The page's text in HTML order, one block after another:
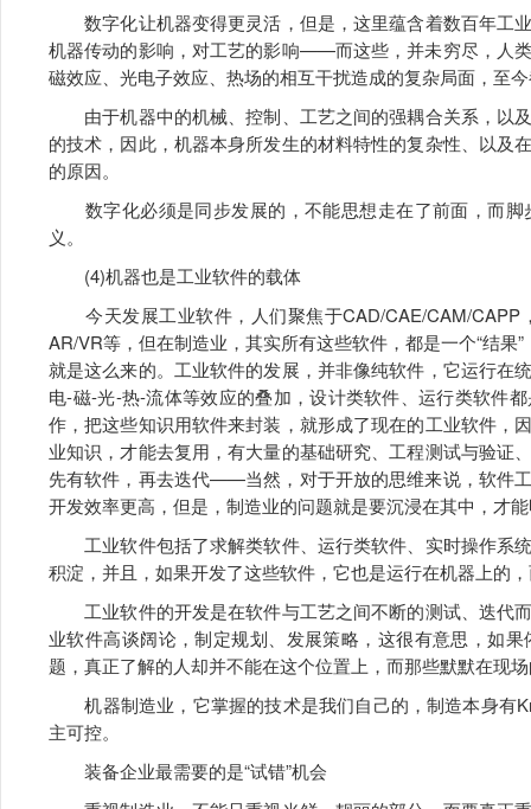
数字化让机器变得更灵活，但是，这里蕴含着数百年工
机器传动的影响，对工艺的影响——而这些，并未穷尽，人
磁效应、光电子效应、热场的相互干扰造成的复杂局面，至
由于机器中的机械、控制、工艺之间的强耦合关系，以
的技术，因此，机器本身所发生的材料特性的复杂性、以及
的原因。
数字化必须是同步发展的，不能思想走在了前面，而脚
义。
(4)机器也是工业软件的载体
今天发展工业软件，人们聚焦于CAD/CAE/CAM/CAPP
AR/VR等，但在制造业，其实所有这些软件，都是一个“结果
就是这么来的。工业软件的发展，并非像纯软件，它运行在
电-磁-光-热-流体等效应的叠加，设计类软件、运行类软件
作，把这些知识用软件来封装，就形成了现在的工业软件，
业知识，才能去复用，有大量的基础研究、工程测试与验证
先有软件，再去迭代——当然，对于开放的思维来说，软件
开发效率更高，但是，制造业的问题就是要沉浸在其中，才
工业软件包括了求解类软件、运行类软件、实时操作系
积淀，并且，如果开发了这些软件，它也是运行在机器上的
工业软件的开发是在软件与工艺之间不断的测试、迭代
业软件高谈阔论，制定规划、发展策略，这很有意思，如
题，真正了解的人却并不能在这个位置上，而那些默默在现
机器制造业，它掌握的技术是我们自己的，制造本身有
主可控。
装备企业最需要的是“试错”机会